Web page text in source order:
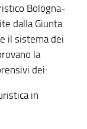
Bologna-
dalla Giunta
il sistema dei
la
dei:
in